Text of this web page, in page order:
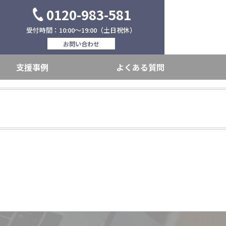
0120-983-581
受付時間：10:00～19:00（土日祝休）
お問い合わせ
支援事例 よくある質問